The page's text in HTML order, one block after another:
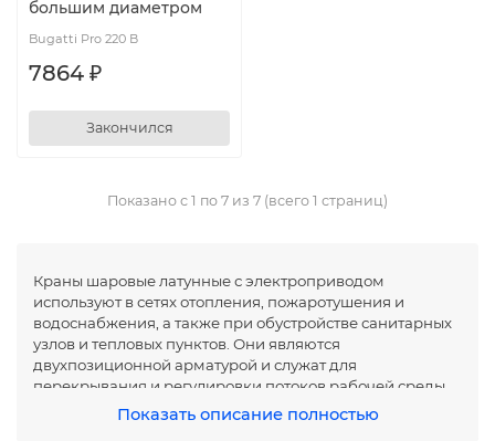
большим диаметром
Bugatti Pro 220 В
7864 ₽
Закончился
Показано с 1 по 7 из 7 (всего 1 страниц)
Краны шаровые латунные с электроприводом
используют в сетях отопления, пожаротушения и
водоснабжения, а также при обустройстве санитарных
узлов и тепловых пунктов. Они являются
двухпозиционной арматурой и служат для
перекрывания и регулировки потоков рабочей среды.
ОСОБЕННОСТИ КОНСТРУКЦИИ
Показать описание полностью